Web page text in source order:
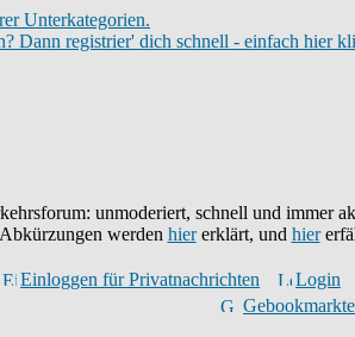
Unterkategorien.
Dann registrier' dich schnell - einfach hier
unmoderiert, schnell und immer
werden hiererklärt, und hier
Einloggen für Privatnachrichten
Login